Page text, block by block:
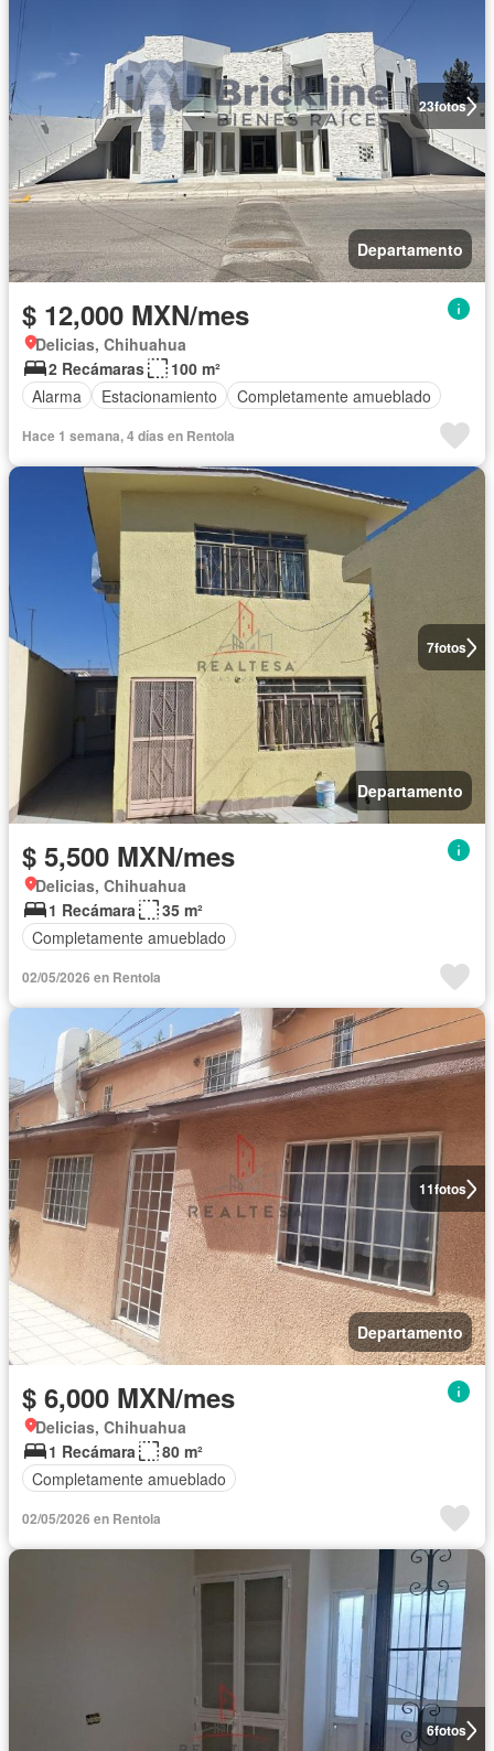
23fotos
Departamento
$ 12,000 MXN/mes
Delicias, Chihuahua
2 Recámaras
100 m²
Alarma
Estacionamiento Completamente amueblado
Hace 1 semana, 4 días en Rentola
7fotos
Departamento
$ 5,500 MXN/mes
Delicias, Chihuahua
1 Recámara
35 m²
Completamente amueblado
02/05/2026 en Rentola
11fotos
Departamento
$ 6,000 MXN/mes
Delicias, Chihuahua
1 Recámara
80 m²
Completamente amueblado
02/05/2026 en Rentola
6fotos